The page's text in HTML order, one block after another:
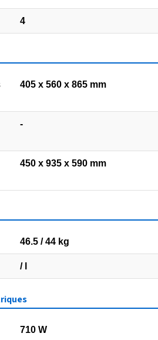
4
405 x 560 x 865 mm
-
450 x 935 x 590 mm
46.5 / 44 kg
/ l
710 W